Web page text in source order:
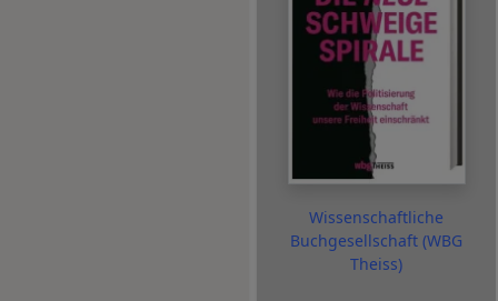
Wissenschaftliche
Buchgesellschaft (WBG
Theiss)